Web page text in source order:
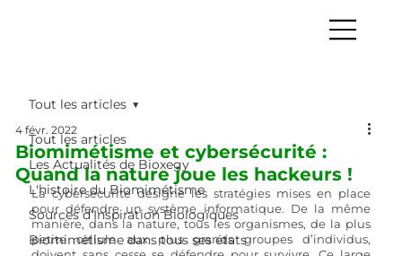
Tout les articles
Les Actualités de Bioxegy
L'histoire du Biomimétisme
Sources d’Inspiration Biologiques
Biomimétisme dans tous ses états
Tout les articles
Biomimétisme et cybersécurité :
Quand la nature joue les hackeurs !
4 févr. 2022
La cybersécurité désigne les stratégies mises en place
pour défendre un système informatique. De la même
manière, dans la nature, tous les organismes, de la plus
petite cellule aux plus grands groupes d’individus,